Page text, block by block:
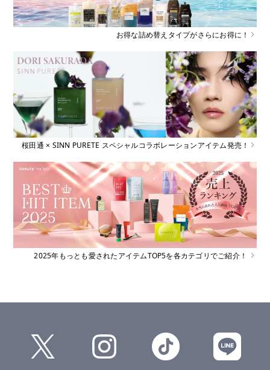
お得な詰め替えタイプがさらにお得に！
桜田通 × SINN PURETE スペシャルコラボレーションアイテム発売！
2025年もっとも愛されたアイテムTOP5を各カテゴリでご紹介！